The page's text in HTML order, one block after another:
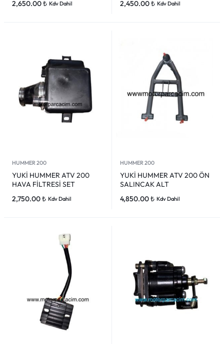
2,650.00₺ Kdv Dahil 2,450.00₺ Kdv Dahil
HUMMER 200
YUKİ HUMMER ATV 200
HAVA FİLTRESİ SET
2,750.00₺ Kdv Dahil
HUMMER 200
YUKİ HUMMER ATV 200 ÖN
SALINCAK ALT
4,850.00₺ Kdv Dahil